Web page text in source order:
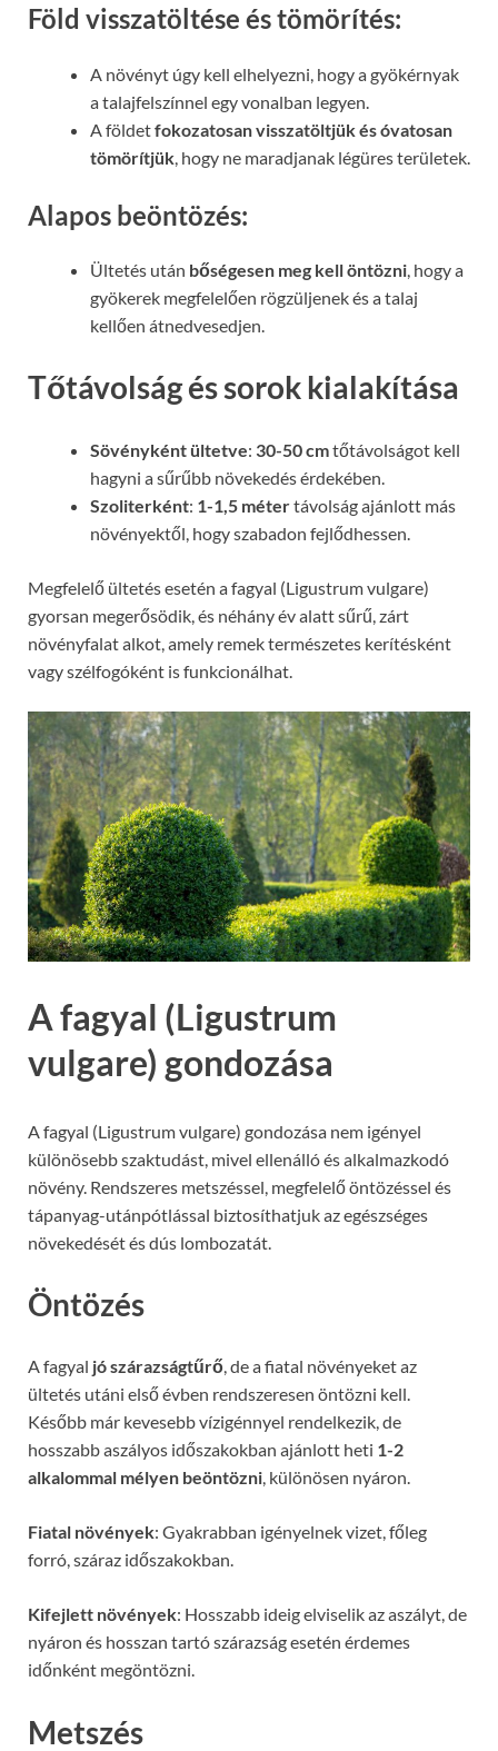
Föld visszatöltése és tömörítés:
A növényt úgy kell elhelyezni, hogy a gyökérnyak
a talajfelszínnel egy vonalban legyen.
A földetfokozatosan visszatöltjük és óvatosan
tömörítjük , hogy ne maradjanak légüres területek.
Alapos beöntözés:
Ültetés után bőségesen meg kell öntözni, hogy a
gyökerek megfelelően rögzüljenek és a talaj
kellően átnedvesedjen.
Tőtávolság és sorok kialakítása
Sövényként ültetve: 30-50 cmtőtávolságot kell
hagyni a sűrűbb növekedés érdekében.
Szoliterként: 1-1,5 métertávolság ajánlott más
növényektől, hogy szabadon fejlődhessen.
Megfelelő ültetés esetén a fagyal (Ligustrum vulgare)
gyorsan megerősödik, és néhány év alatt sűrű, zárt
növényfalat alkot, amely remek természetes kerítésként
vagy szélfogóként is funkcionálhat.
A fagyal (Ligustrum
vulgare) gondozása
A fagyal (Ligustrum vulgare) gondozása nem igényel
különösebb szaktudást, mivel ellenálló és alkalmazkodó
növény. Rendszeres metszéssel, megfelelő öntözéssel és
tápanyag-utánpótlással biztosíthatjuk az egészséges
növekedését és dús lombozatát.
Öntözés
A fagyal jó szárazságtűrő, de a fiatal növényeket az
ültetés utáni első évben rendszeresen öntözni kell.
Később már kevesebb vízigénnyel rendelkezik, de
hosszabb aszályos időszakokban ajánlott heti 1-2
alkalommal mélyen beöntözni, különösen nyáron.
Fiatal növények: Gyakrabban igényelnek vizet, főleg
forró, száraz időszakokban.
Kifejlett növények: Hosszabb ideig elviselik az aszályt, de
nyáron és hosszan tartó szárazság esetén érdemes
időnként megöntözni.
Metszés